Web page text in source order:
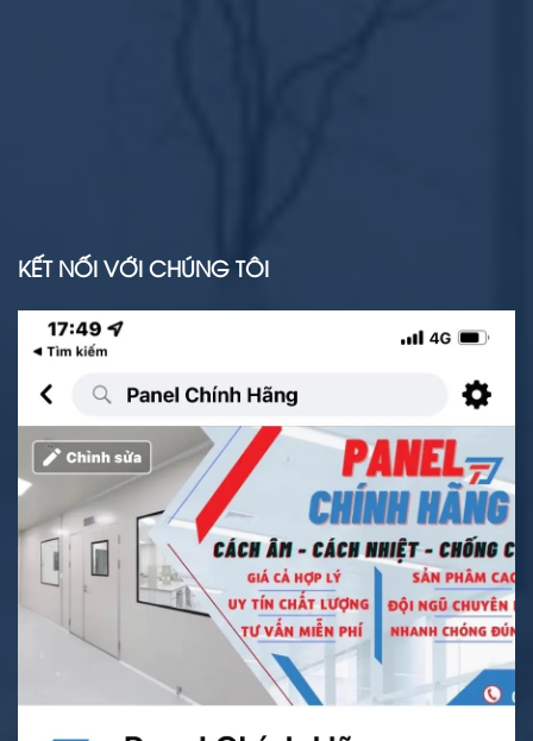
KẾT NỐI VỚI CHÚNG TÔI